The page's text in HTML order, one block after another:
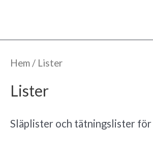
Hem / Lister
Lister
Släplister och tätningslister